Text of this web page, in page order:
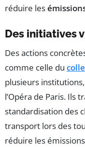
réduire les
Des initiatives
Des actions
comme celle du
plusieurs
l’Opéra de Paris. Ils
standardisation des
transport lors des
réduire les